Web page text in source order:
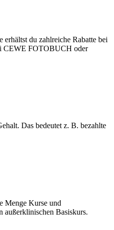
erhältst du zahlreiche Rabatte bei
CEWE FOTOBUCH oder
Das bedeutet z. B. bezahlte
Menge Kurse und
außerklinischen Basiskurs.